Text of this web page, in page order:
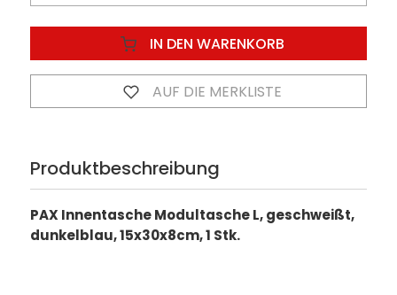
IN DEN WARENKORB
AUF DIE MERKLISTE
Produktbeschreibung
PAX Innentasche Modultasche L, geschweißt,
dunkelblau, 15x30x8cm, 1 Stk.